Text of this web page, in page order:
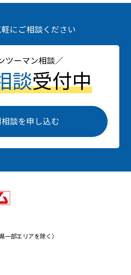
にご相談ください
ツーマン相談
談受付中
談を申し込む
一部エリアを除く）